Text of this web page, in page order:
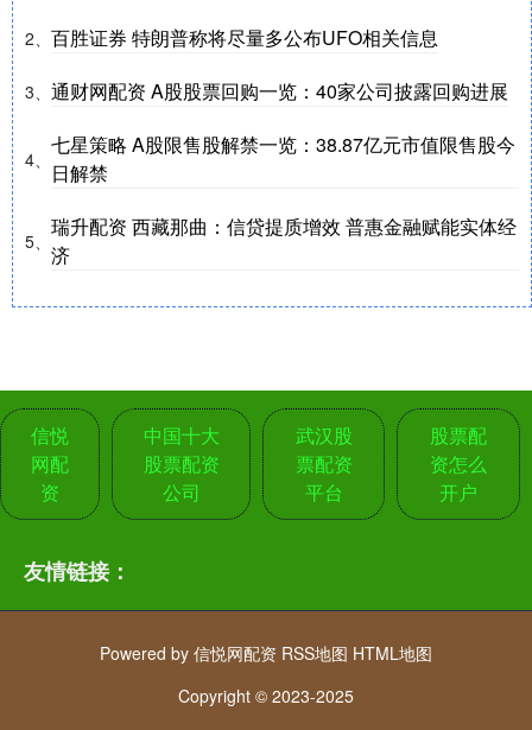
2、 百胜证券 特朗普称将尽量多公布UFO相关信息
3、 通财网配资 A股股票回购一览：40家公司披露回购进展
4、
七星策略 A股限售股解禁一览：38.87亿元市值限售股今
日解禁
5、
瑞升配资 西藏那曲：信贷提质增效 普惠金融赋能实体经
济
信悦
网配
资
中国十大
股票配资
公司
武汉股
票配资
平台
股票配
资怎么
开户
友情链接：
Powered by 信悦网配资 RSS地图 HTML地图
Copyright © 2023-2025